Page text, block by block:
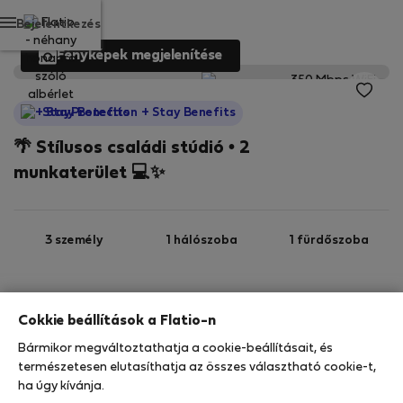
Bejelentkezés
Fényképek megjelenítése
StayProtection + Stay Benefits
🌴 Stílusos családi stúdió • 2
munkaterület 💻✨
3 személy 1 hálószoba 1 fürdőszoba
StayProtection Stay Benefits
Az Ön tartózkodását ebben az ingatlanban a
Cokkie beállítások a Flatio-n
Bármikor megváltoztathatja a cookie-beállításait, és
természetesen elutasíthatja az összes választható cookie-t,
ha úgy kívánja.